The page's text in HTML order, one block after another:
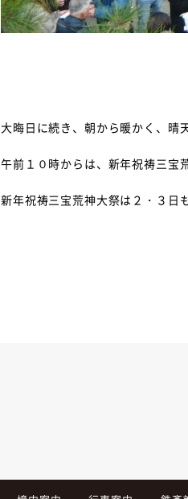
大晦日に続き、朝から暖かく、晴
午前１０時からは、新年祝祷三宝
新年祝祷三宝荒神大祭は２・３日